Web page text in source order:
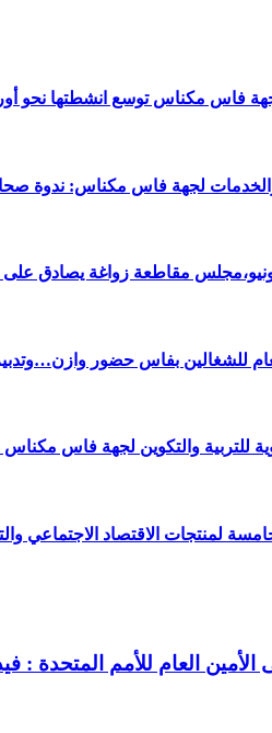
فاس مكناس توسع انشطتها نحو
والخدمات لجهة فاس مكناس: ندوة
مقاطعة زواغة يصادق على
العام للشغالين بفاس حضور
للتربية والتكوين لجهة فاس
لمنتجات الاقتصاد الاجتماعي
العام للأمم المتحدة :